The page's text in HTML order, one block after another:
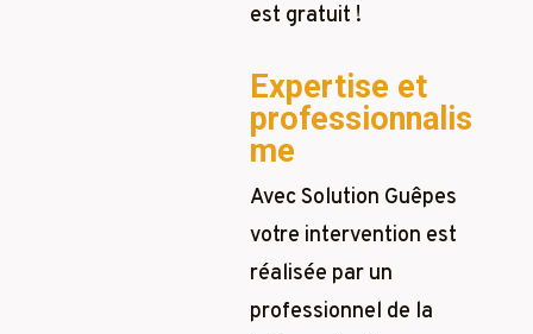
est gratuit !
Expertise et
professionnalis
me
Avec Solution Guêpes
votre intervention est
réalisée par un
professionnel de la